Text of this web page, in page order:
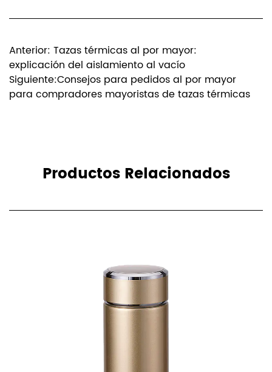
Anterior: Tazas térmicas al por mayor:
explicación del aislamiento al vacío
Siguiente:Consejos para pedidos al por mayor
para compradores mayoristas de tazas térmicas
Productos Relacionados